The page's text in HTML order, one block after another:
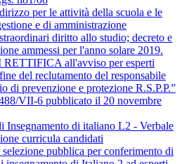
per le attività della scuola e le
e di amministrazione
diritto allo studio; decreto e
ammessi per l'anno solare 2019.
all'avviso per esperti
del reclutamento del responsabile
di prevenzione e protezione R.S.P.P.”
VII-6 pubblicato il 20 novembre
Insegnamento di italiano L2 - Verbale
curricula candidati
pubblica per conferimento di